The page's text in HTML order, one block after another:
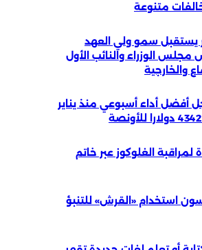
متنوعة
يستقبل سمو ولي العهد
الوزراء والنائب الأول
والخارجية
أفضل أداء أسبوعي منذ يناير
لمراقبة الغلوكوز عبر خاتم
استخدام «القرش» للتنبؤ